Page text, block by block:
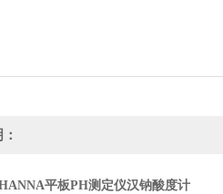
平板PH测定仪汉钠酸度计